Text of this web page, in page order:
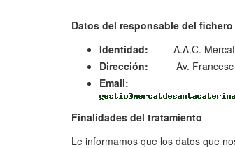
Datos del responsable del fichero
Identidad: A.A.C. Mercat
Dirección: Av.
Email:
Finalidades del tratamiento
Le informamos que los datos que